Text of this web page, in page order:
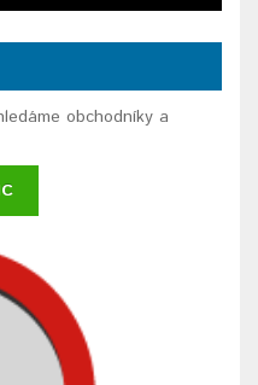
obchodníky a